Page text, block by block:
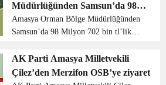
Müdürlüğünden Samsun’da 98
Milyon 702 bin tl’lik Yatırım
Amasya Orman Bölge Müdürlüğünden
Samsun’da 98 Milyon 702 bin tl’lik
Samsun’da 29 inşaat, 48 orman ve 5
hayvancılık olmak üzere toplam 82
projesi bulunuyor...
AK Parti Amasya Milletvekili
Çilez’den Merzifon OSB’ye ziyaret